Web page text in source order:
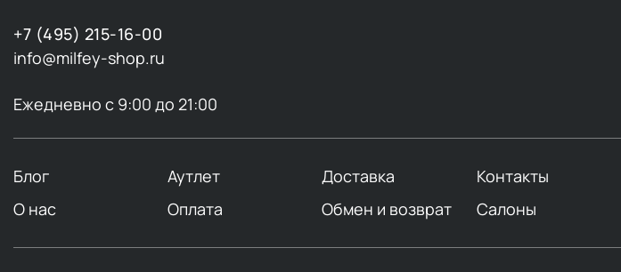
+7 (495) 215-16-00
info@milfey-shop.ru
Ежедневно с 9:00 до 21:00
Блог Аутлет Доставка Контакты
О нас
Оплата Обмен и возврат Салоны